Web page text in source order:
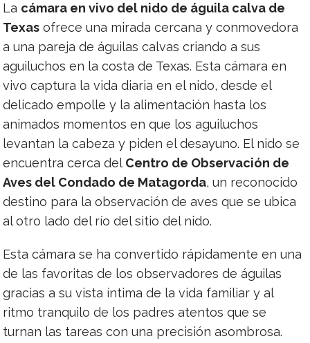
La cámara en vivo del nido de águila calva de
Texas ofrece una mirada cercana y conmovedora
a una pareja de águilas calvas criando a sus
aguiluchos en la costa de Texas. Esta cámara en
vivo captura la vida diaria en el nido, desde el
delicado empolle y la alimentación hasta los
animados momentos en que los aguiluchos
levantan la cabeza y piden el desayuno. El nido se
encuentra cerca del Centro de Observación de
Aves del Condado de Matagorda, un reconocido
destino para la observación de aves que se ubica
al otro lado del río del sitio del nido.
Esta cámara se ha convertido rápidamente en una
de las favoritas de los observadores de águilas
gracias a su vista íntima de la vida familiar y al
ritmo tranquilo de los padres atentos que se
turnan las tareas con una precisión asombrosa.